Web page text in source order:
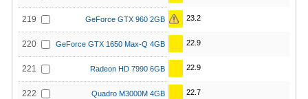
219 GeForce GTX 960 2GB 23.2
220 GeForce GTX 1650 Max-Q 4GB 22.9
221 Radeon HD 7990 6GB 22.9
222 Quadro M3000M 4GB 22.7